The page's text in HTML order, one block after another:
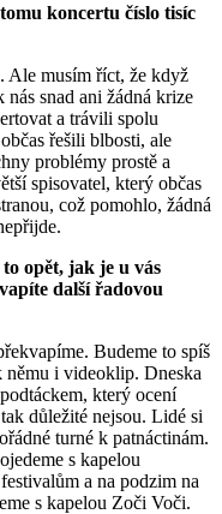
koncertu číslo tisíc
Ale musím říct, že když
snad ani žádná krize
a trávili spolu
řešili blbosti, ale
problémy prostě a
spisovatel, který občas
což pomohlo, žádná
opět, jak je u vás
další řadovou
Budeme to spíš
němu i videoklip. Dneska
který ocení
důležité nejsou. Lidé si
turné k patnáctinám.
s kapelou
a na podzim na
s kapelou Zoči Voči.